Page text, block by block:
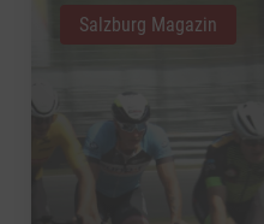
Salzburg Magazin